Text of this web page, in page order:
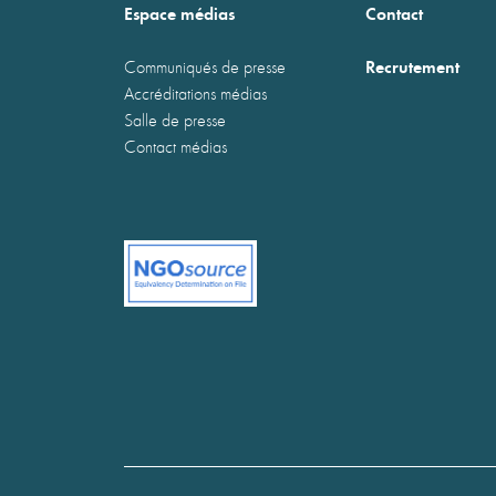
Espace médias
Communiqués de presse
Accréditations médias
Salle de presse
Contact médias
Contact
Recrutement